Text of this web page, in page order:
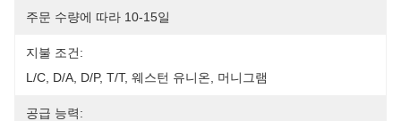
주문 수량에 따라 10-15일
지불 조건:
L/C, D/A, D/P, T/T, 웨스턴 유니온, 머니그램
공급 능력: